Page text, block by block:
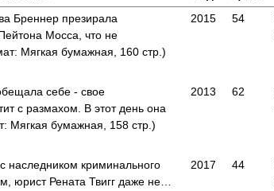
Бреннер презирала
Мосса, что не
Мягкая бумажная, 160 стр.)
2015 54
себе - свое
с размахом. В этот день она
бумажная, 158 стр.)
2013 62
наследником криминального
юрист Рената Твигг даже не…
2017 44